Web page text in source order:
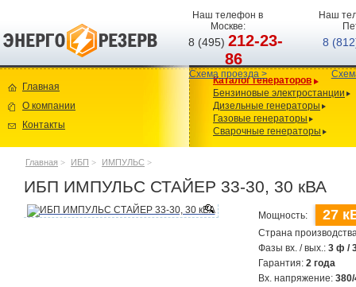
Наш телефон в
Москве:
8 (495)212-23-
86
Схема проезда >
Наш
8
Главная
О компании
Контакты
Каталог генераторов
Бензиновые электростанции
Дизельные генераторы
Газовые генераторы
Сварочные генераторы
Главная > ИБП > ИМПУЛЬС >
ИБП ИМПУЛЬС СТАЙЕР 33-30, 30 кВА
Мощность: 27
Страна
Фазы вх. / вых.: 3 ф /
Гарантия: 2 года
Вх. напряжение: